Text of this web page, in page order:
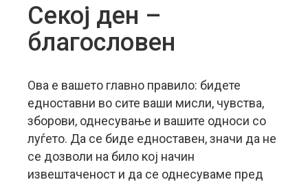
Секој ден –
благословен
Ова е вашето главно правило: бидете
едноставни во сите ваши мисли, чувства,
зборови, однесување и вашите односи со
луѓето. Да се биде едноставен, значи да не
се дозволи на било кој начин
извештаченост и да се однесуваме пред